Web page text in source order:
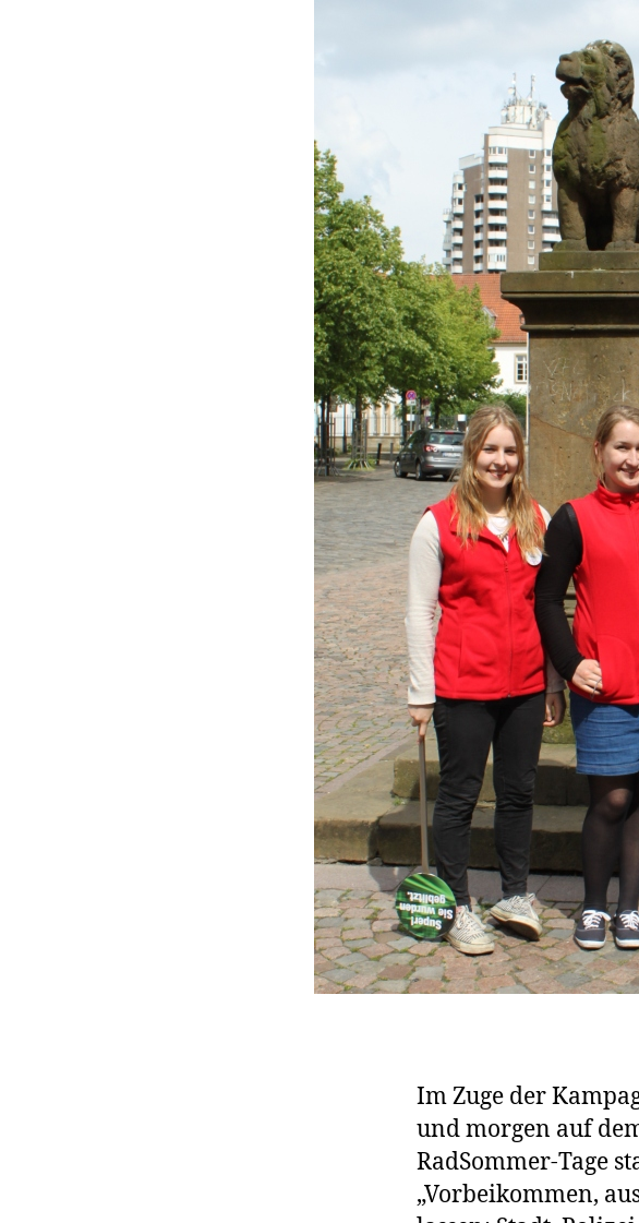
Im Zuge der
und morgen auf
RadSommer-Tage
„Vorbeikommen,